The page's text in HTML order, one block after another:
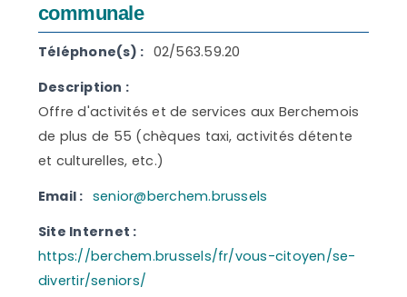
communale
Téléphone(s) : 02/563.59.20
Description :
Offre d'activités et de services aux Berchemois
de plus de 55 (chèques taxi, activités détente
et culturelles, etc.)
Email : senior@berchem.brussels
Site Internet :
https://berchem.brussels/fr/vous-citoyen/se-
divertir/seniors/